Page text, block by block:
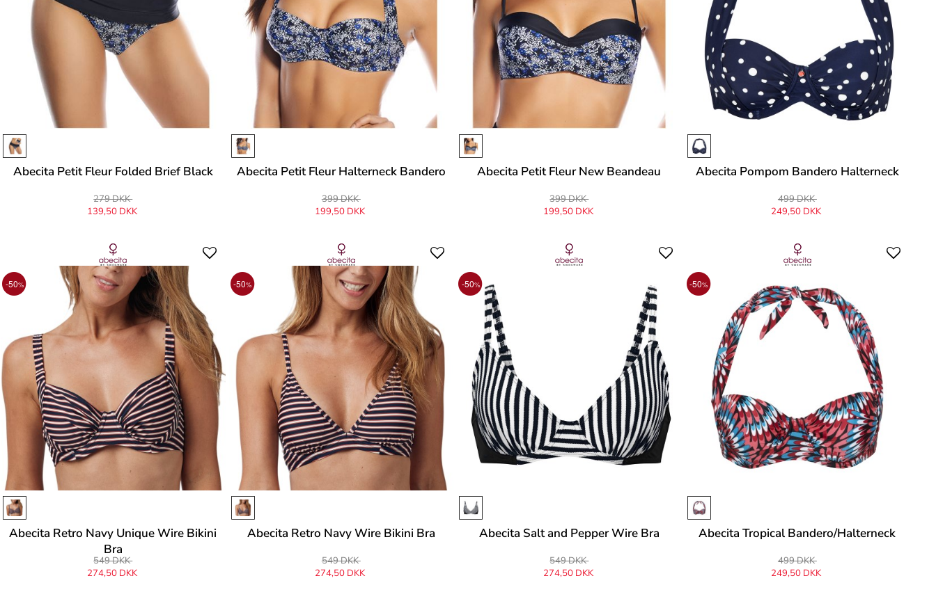
Abecita Petit Fleur Folded Brief Black
279 DKK
139,50 DKK
Abecita Petit Fleur Halterneck Bandero
399 DKK
199,50 DKK
Abecita Petit Fleur New Beandeau
399 DKK
199,50 DKK
Abecita Pompom Bandero Halterneck
499 DKK
249,50 DKK
-50%
Abecita Retro Navy Unique Wire Bikini
Bra
549 DKK
274,50 DKK
-50%
Abecita Retro Navy Wire Bikini Bra
549 DKK
274,50 DKK
-50%
Abecita Salt and Pepper Wire Bra
549 DKK
274,50 DKK
-50%
Abecita Tropical Bandero/Halterneck
499 DKK
249,50 DKK